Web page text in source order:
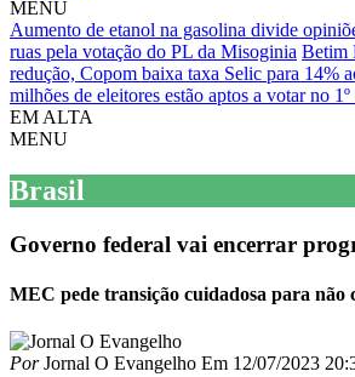
MENU
Aumento de etanol na gasolina divide
ruas pela votação do PL da Misoginia Betim
redução, Copom baixa taxa Selic para 14%
milhões de eleitores estão aptos a votar no
EM ALTA
MENU
Brasil
Governo federal vai encerrar
MEC pede transição cuidadosa para não
PorJornal O Evangelho Em 12/07/2023